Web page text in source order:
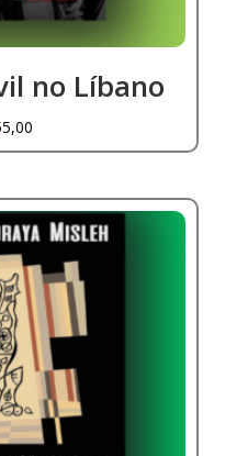
no Líbano